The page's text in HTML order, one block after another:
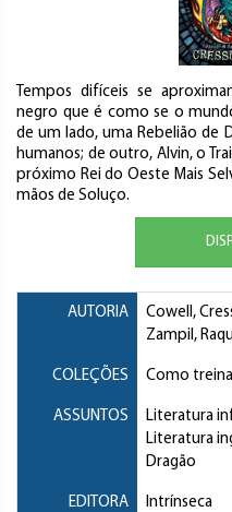
Tempos difíceis se
negro que é como se o
de um lado, uma Rebelião de
humanos; de outro, Alvin, o
próximo Rei do Oeste Mais
mãos de Soluço.
AUTORIA Cowell,
Zampil,
COLEÇÕES Como
ASSUNTOS
Literatura
Literatura
Dragão
EDITORA Intrínseca